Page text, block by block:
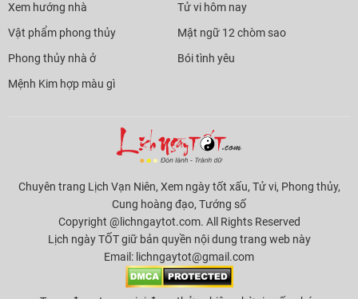
Xem hướng nhà
Vật phẩm phong thủy
Phong thủy nhà ở
Mệnh Kim hợp màu gì
Tử vi hôm nay
Mật ngữ 12 chòm sao
Bói tình yêu
Chuyên trang Lịch Vạn Niên, Xem ngày tốt xấu, Tử vi, Phong thủy,
Cung hoàng đạo, Tướng số
Copyright @lichngaytot.com. All Rights Reserved
Lịch ngày TỐT giữ bản quyền nội dung trang web này
Email: lichngaytot@gmail.com